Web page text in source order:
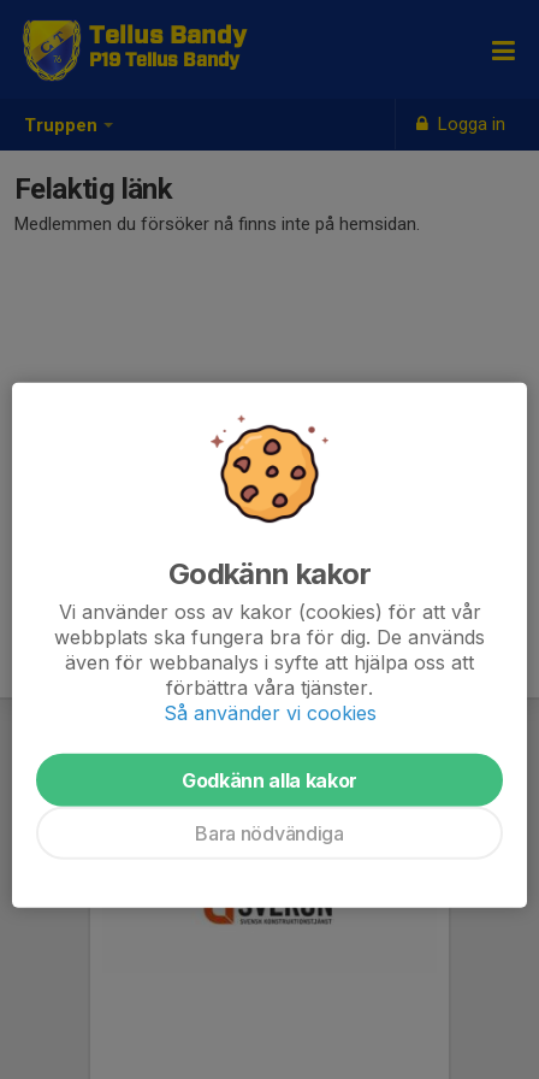
Truppen Logga in
Tellus Bandy
P19 Tellus Bandy
Felaktig länk
Medlemmen du försöker nå finns inte på hemsidan.
Godkänn kakor
Vi använder oss av kakor (cookies) för att vår
webbplats ska fungera bra för dig. De används
även för webbanalys i syfte att hjälpa oss att
förbättra våra tjänster.
Så använder vi cookies
Godkänn alla kakor
Bara nödvändiga